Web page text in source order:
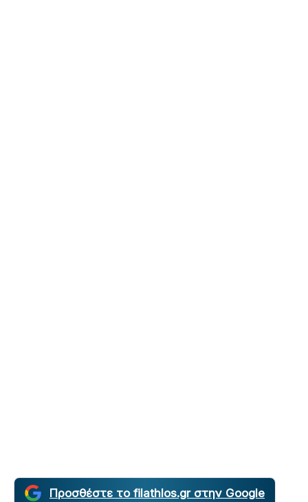
Προσθέστε το filathlos.gr στην Google